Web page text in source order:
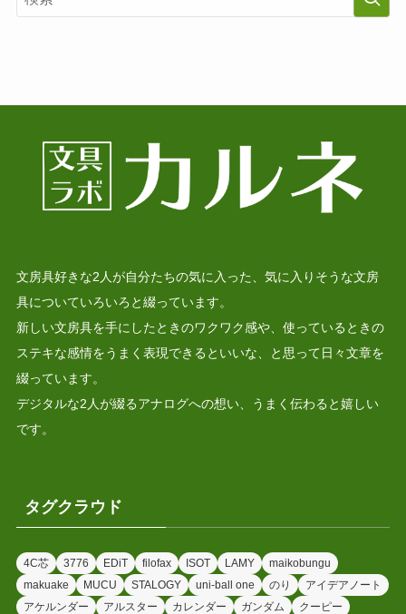
文房具好きな2人が自分たちの気に入った、気に入りそうな文房
具についていろいろと綴っています。
新しい文房具を手にしたときのワクワク感や、使っているときの
ステキな感情をうまく表現できるといいな、と思って日々文章を
綴っています。
デジタルな2人が綴るアナログへの想い、うまく伝わると嬉しい
です。
タグクラウド
4C芯 3776 EDiT filofax ISOT LAMY
maikobungu
makuake
MUCU STALOGY uni-ball one のり
アイデアノート
アケルンダー
アルスター カレンダー ガンダム クーピー